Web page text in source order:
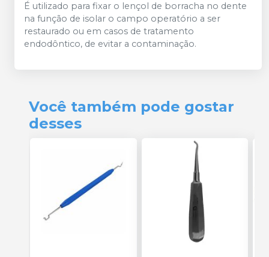
É utilizado para fixar o lençol de borracha no dente
na função de isolar o campo operatório a ser
restaurado ou em casos de tratamento
endodôntico, de evitar a contaminação.
Você também pode gostar
desses